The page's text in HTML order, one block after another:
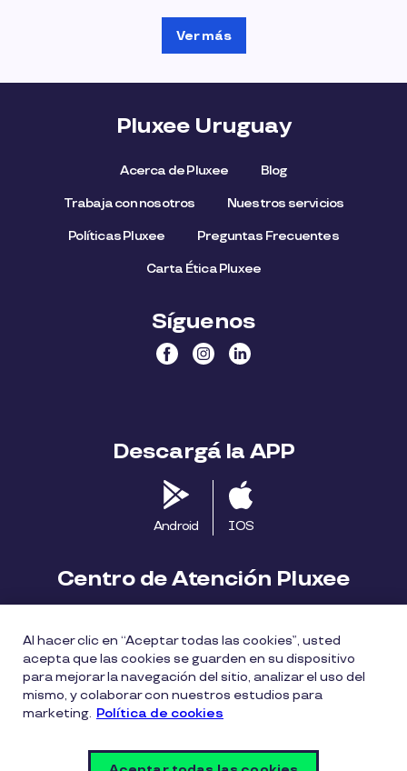
Ver más
Pluxee Uruguay
Acerca de Pluxee Blog
Trabaja con nosotros Nuestros servicios
Políticas Pluxee Preguntas Frecuentes
Carta Ética Pluxee
Síguenos
Descargá la APP
Android IOS
Centro de Atención Pluxee
consumidores.uy@pluxeegroup.com
Centro de reclamos
Política de Cookies Políticas de privacidad
Al hacer clic en “Aceptar todas las cookies”, usted
acepta que las cookies se guarden en su dispositivo
para mejorar la navegación del sitio, analizar el uso del
mismo, y colaborar con nuestros estudios para
marketing. Política de cookies